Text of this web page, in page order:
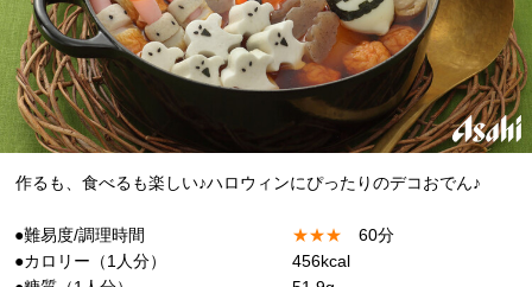
作るも、食べるも楽しい♪ハロウィンにぴったりのデコおでん♪
●難易度/調理時間 ★★★
60分
●カロリー（1人分）
456kcal